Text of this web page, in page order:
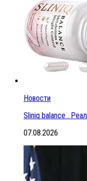
Новости
Sliniq balance .
07.08.2026